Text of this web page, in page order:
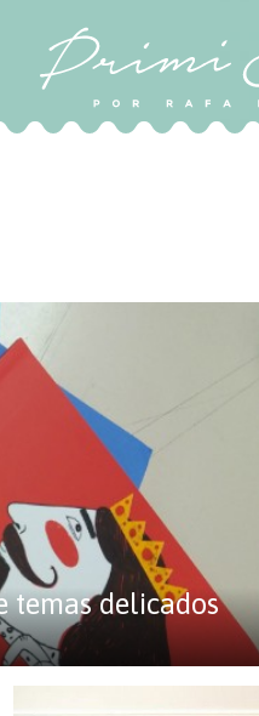
temas delicados